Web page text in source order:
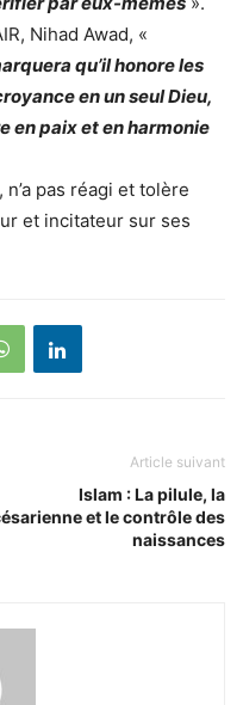
Nihad Awad, «
qu’il honore les
en un seul Dieu,
en paix et en harmonie
pas réagi et tolère
et incitateur sur ses
Article suivant
Islam : La pilule, la
et le contrôle des
naissances